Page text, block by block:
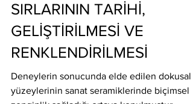
ÖYKÜNEN SIRLAR:
SIRLARININ TARİHİ,
GELİŞTİRİLMESİ VE
RENKLENDİRİLMESİ
Deneylerin sonucunda elde edilen dokusal